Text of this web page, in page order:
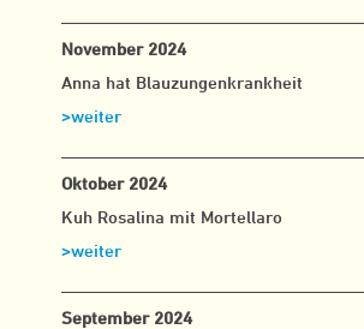
November 2024
Anna hat Blauzungenkrankheit
>weiter
Oktober 2024
Kuh Rosalina mit Mortellaro
>weiter
September 2024